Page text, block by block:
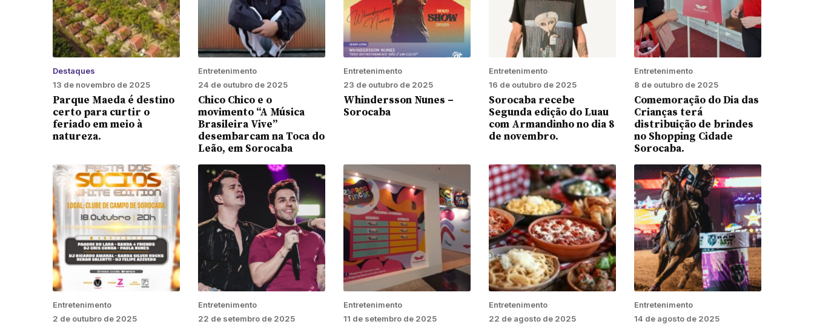
Destaques
13 de novembro de 2025
Parque Maeda é destino
certo para curtir o
feriado em meio à
natureza.
Entretenimento
24 de outubro de 2025
Chico Chico e o
movimento “A Música
Brasileira Vive”
desembarcam na Toca do
Leão, em Sorocaba
Entretenimento
23 de outubro de 2025
Whindersson Nunes –
Sorocaba
Entretenimento
16 de outubro de 2025
Sorocaba recebe
Segunda edição do Luau
com Armandinho no dia 8
de novembro.
Entretenimento
8 de outubro de 2025
Comemoração do Dia das
Crianças terá
distribuição de brindes
no Shopping Cidade
Sorocaba.
Entretenimento
2 de outubro de 2025
Entretenimento
22 de setembro de 2025
Entretenimento
11 de setembro de 2025
Entretenimento
22 de agosto de 2025
Entretenimento
14 de agosto de 2025